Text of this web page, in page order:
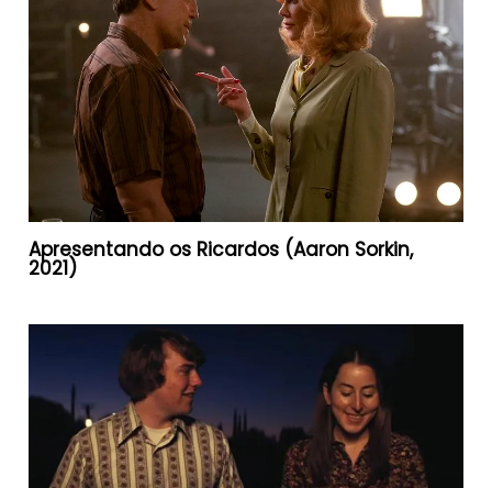
Apresentando os Ricardos (Aaron Sorkin,
2021)